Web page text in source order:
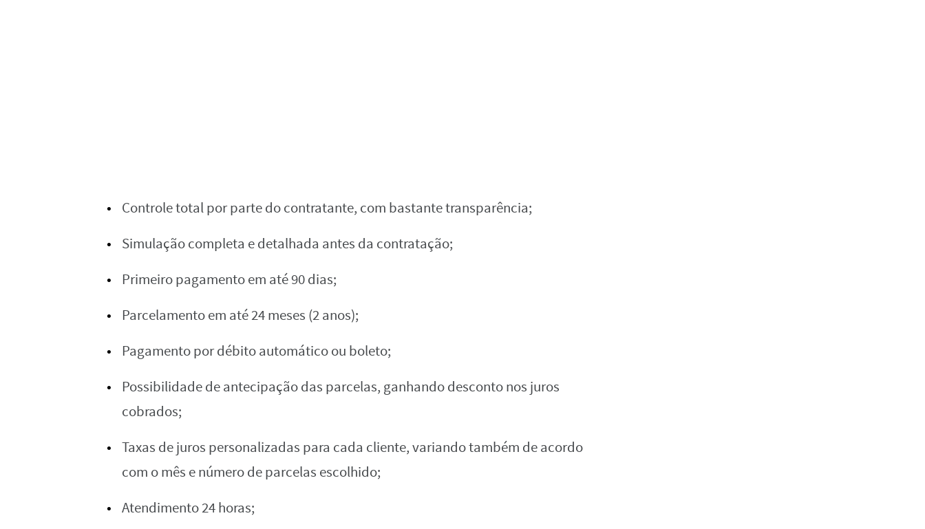
Controle total por parte do contratante, com bastante transparência;
Simulação completa e detalhada antes da contratação;
Primeiro pagamento em até 90 dias;
Parcelamento em até 24 meses (2 anos);
Pagamento por débito automático ou boleto;
Possibilidade de antecipação das parcelas, ganhando desconto nos juros
cobrados;
Taxas de juros personalizadas para cada cliente, variando também de acordo
com o mês e número de parcelas escolhido;
Atendimento 24 horas;